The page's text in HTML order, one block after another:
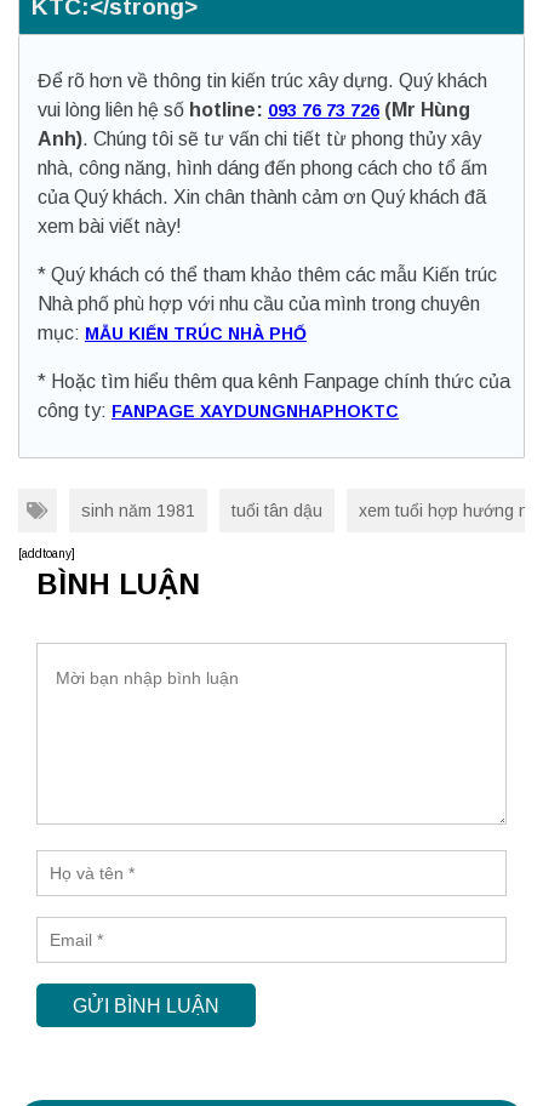
KTC:</strong>
Để rõ hơn về thông tin kiến trúc xây dựng. Quý khách
vui lòng liên hệ số hotline: 093 76 73 726 (Mr Hùng
Anh). Chúng tôi sẽ tư vấn chi tiết từ phong thủy xây
nhà, công năng, hình dáng đến phong cách cho tổ ấm
của Quý khách. Xin chân thành cảm ơn Quý khách đã
xem bài viết này!
* Quý khách có thể tham khảo thêm các mẫu Kiến trúc
Nhà phố phù hợp với nhu cầu của mình trong chuyên
mục: MẪU KIẾN TRÚC NHÀ PHỐ
* Hoặc tìm hiểu thêm qua kênh Fanpage chính thức của
công ty: FANPAGE XAYDUNGNHAPHOKTC
sinh năm 1981 tuổi tân dậu xem tuổi hợp hướng
[addtoany]
BÌNH LUẬN
GỬI BÌNH LUẬN